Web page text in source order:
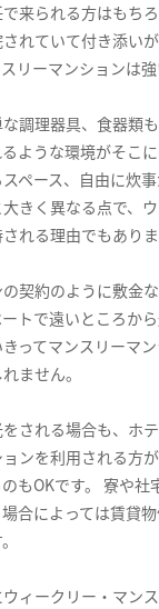
来られる方はもち
れていて付き添い
リーマンションは強
調理器具、食器類
ような環境がそこ
ペース、自由に炊
きく異なる点で、
れる理由でもありま
契約のように敷金
トで遠いところか
ってマンスリーマ
ません。
される場合も、ホ
ンを利用される方
もOKです。 寮や社
合によっては賃貸
ィークリー・マン